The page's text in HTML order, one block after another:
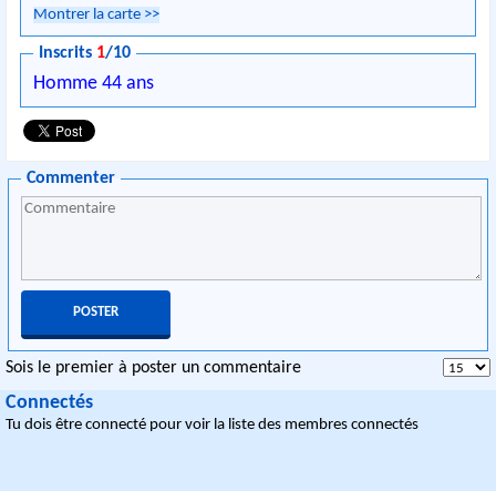
Montrer la carte >>
Inscrits 1/10
Homme 44 ans
Commenter
Sois le premier à poster un commentaire
Connectés
Tu dois être connecté pour voir la liste des membres connectés